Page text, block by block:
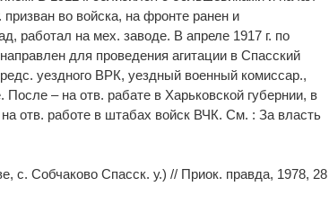
призван во войска, на фронте ранен и
работал на мех. заводе. В апреле 1917 г. по
для проведения агитации в Спасский
уездного ВРК, уездный военный комиссар.,
– на отв. рабате в Харьковской губернии, в
отв. работе в штабах войск ВЧК. См. : За власть
Собчаково Спасск. у.) // Приок. правда, 1978, 28